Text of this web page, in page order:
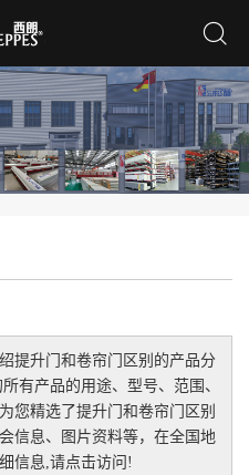
提升门和卷帘门区别 的产品分
所有产品的用途、型号、范围、
您精选了提升门和卷帘门区别
信息、图片资料等，在全国地
信息,请点击访问!